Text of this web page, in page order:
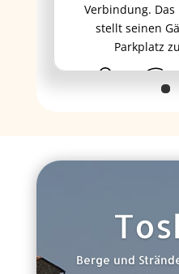
Verbindung.
stellt seinen
Parkplatz
Berge und